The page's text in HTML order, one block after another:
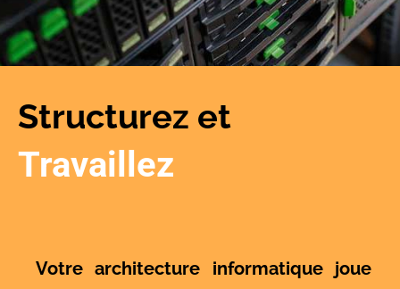
Structurez et
Travaillez
Votre architecture informatique joue